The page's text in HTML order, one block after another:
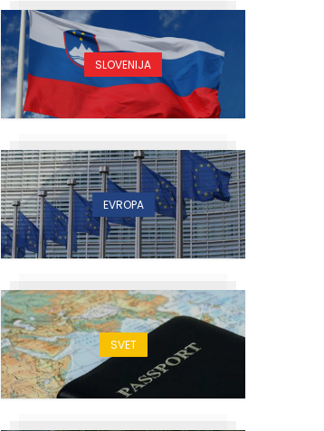
SLOVENIJA
EVROPA
SVET